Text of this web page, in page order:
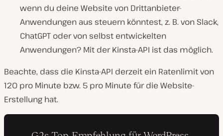
wenn du deine Website von Drittanbieter-
Anwendungen aus steuern könntest, z. B. von Slack,
ChatGPT oder von selbst entwickelten
Anwendungen? Mit der Kinsta-API ist das möglich.
Beachte, dass die Kinsta-API derzeit ein Ratenlimit von
120 pro Minute bzw. 5 pro Minute für die Website-
Erstellung hat.